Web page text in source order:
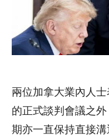
兩位加拿大業內人
的正式談判會議之
期亦一直保持直接